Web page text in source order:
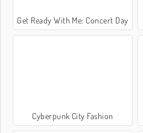
Get Ready With Me: Concert Day
Cyberpunk City Fashion